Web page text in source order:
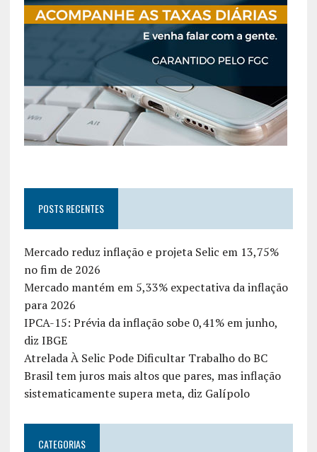
POSTS RECENTES
Mercado reduz inflação e projeta Selic em 13,75%
no fim de 2026
Mercado mantém em 5,33% expectativa da inflação
para 2026
IPCA-15: Prévia da inflação sobe 0,41% em junho,
diz IBGE
Atrelada À Selic Pode Dificultar Trabalho do BC
Brasil tem juros mais altos que pares, mas inflação
sistematicamente supera meta, diz Galípolo
CATEGORIAS